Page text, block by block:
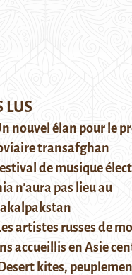
LUS
nouvel élan pour le
transafghan
de musique
n’aura pas lieu au
artistes russes de
accueillis en Asie
kites,